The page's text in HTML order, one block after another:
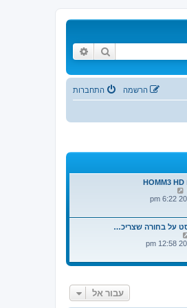
חיפוש
התחברות הרשמה
פ
ו
ד
ע
ה
פ
ה
עבור אל